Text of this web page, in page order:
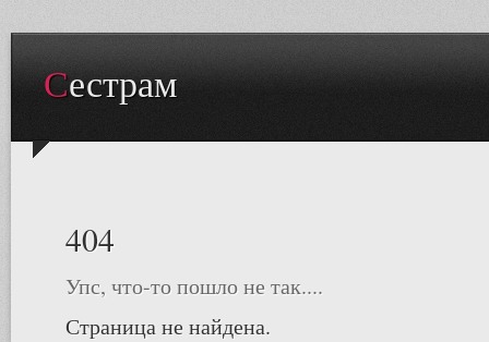
Сестрам
404
Упс, что-то пошло не так....
Страница не найдена.